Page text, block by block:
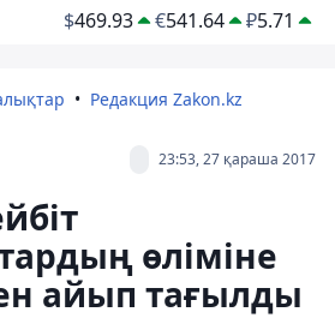
$469.93 €541.64 ₽5.71
Редакция Zakon.kz
23:53, 27 қараша 2017
өліміне
айып тағылды